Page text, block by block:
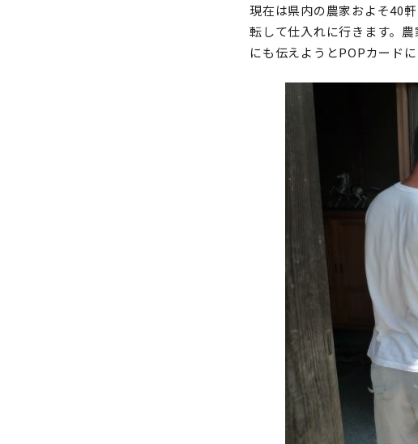
現在は県内の農家およそ40
転して仕入れに行きます。
にも伝えようとPOPカードに